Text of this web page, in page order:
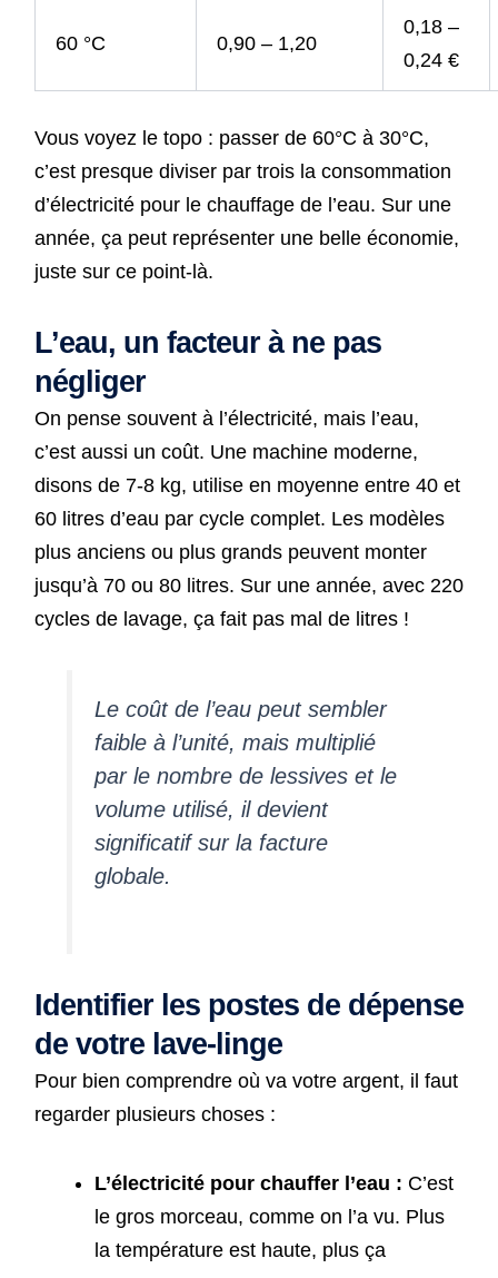
60 °C 0,90 – 1,20
0,18 –
0,24 €
Vous voyez le topo : passer de 60°C à 30°C,
c’est presque diviser par trois la consommation
d’électricité pour le chauffage de l’eau. Sur une
année, ça peut représenter une belle économie,
juste sur ce point-là.
L’eau, un facteur à ne pas
négliger
On pense souvent à l’électricité, mais l’eau,
c’est aussi un coût. Une machine moderne,
disons de 7-8 kg, utilise en moyenne entre 40 et
60 litres d’eau par cycle complet. Les modèles
plus anciens ou plus grands peuvent monter
jusqu’à 70 ou 80 litres. Sur une année, avec 220
cycles de lavage, ça fait pas mal de litres !
Le coût de l’eau peut sembler
faible à l’unité, mais multiplié
par le nombre de lessives et le
volume utilisé, il devient
significatif sur la facture
globale.
Identifier les postes de dépense
de votre lave-linge
Pour bien comprendre où va votre argent, il faut
regarder plusieurs choses :
L’électricité pour chauffer l’eau : C’est
le gros morceau, comme on l’a vu. Plus
la température est haute, plus ça